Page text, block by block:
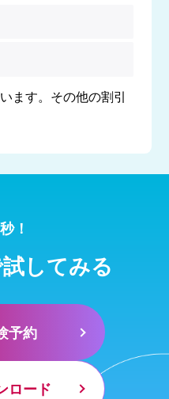
ます。その他の割引
！
してみる
予約
ロード